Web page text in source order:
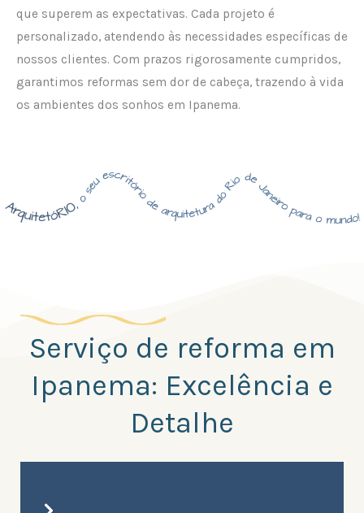
que superem as expectativas. Cada projeto é
personalizado, atendendo às necessidades específicas de
nossos clientes. Com prazos rigorosamente cumpridos,
garantimos reformas sem dor de cabeça, trazendo à vida
os ambientes dos sonhos em Ipanema.
Serviço de reforma em
Ipanema: Excelência e
Detalhe